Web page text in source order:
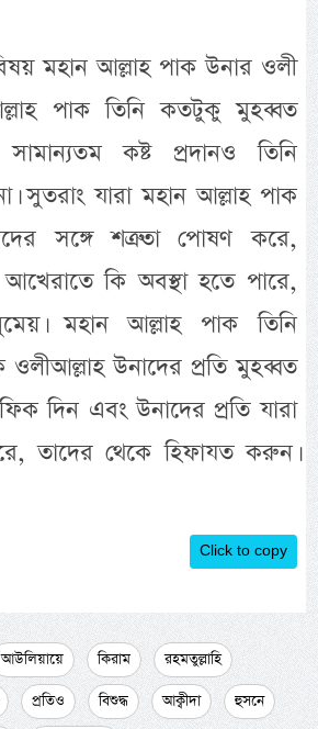
মহান আল্লাহ পাক উনার ওলী
পাক তিনি কতটুকু মুহব্বত
কষ্ট প্রদানও তিনি
সুতরাং যারা মহান আল্লাহ পাক
সঙ্গে শত্রুতা পোষণ করে,
কি অবস্থা হতে পারে,
মহান আল্লাহ পাক তিনি
উনাদের প্রতি মুহব্বত
দিন এবং উনাদের প্রতি যারা
তাদের থেকে হিফাযত করুন।
Click to copy
আউলিয়ায়ে কিরাম
রহমতুল্লাহি
প্রতিও বিশুদ্ধ আক্বীদা হুসনে